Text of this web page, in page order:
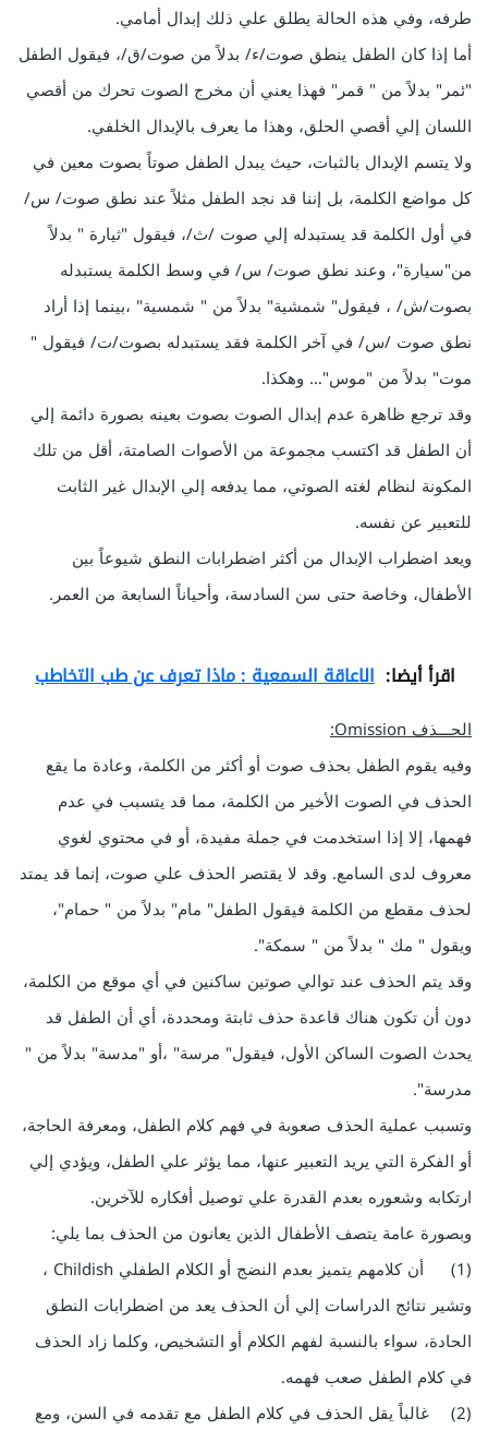
طرفه، وفي هذه الحالة يطلق علي ذلك إبدال أمامي.
أما إذا كان الطفل ينطق صوت/ء/ بدلاً من صوت/ق/، فيقول الطفل
"ئمر" بدلاً من " قمر" فهذا يعني أن مخرج الصوت تحرك من أقصي
اللسان إلي أقصي الحلق، وهذا ما يعرف بالإبدال الخلفي.
ولا يتسم الإبدال بالثبات، حيث يبدل الطفل صوتاً بصوت معين في
كل مواضع الكلمة، بل إننا قد نجد الطفل مثلاً عند نطق صوت/ س/
في أول الكلمة قد يستبدله إلي صوت /ث/، فيقول "ثيارة " بدلاً
من"سيارة"، وعند نطق صوت/ س/ في وسط الكلمة يستبدله
بصوت/ش/ ، فيقول" شمشية" بدلاً من " شمسية" ،بينما إذا أراد
نطق صوت /س/ في آخر الكلمة فقد يستبدله بصوت/ت/ فيقول "
موت" بدلاً من "موس"… وهكذا.
وقد ترجع ظاهرة عدم إبدال الصوت بصوت بعينه بصورة دائمة إلي
أن الطفل قد اكتسب مجموعة من الأصوات الصامتة، أقل من تلك
المكونة لنظام لغته الصوتي، مما يدفعه إلي الإبدال غير الثابت
للتعبير عن نفسه.
ويعد اضطراب الإبدال من أكثر اضطرابات النطق شيوعاً بين
الأطفال، وخاصة حتى سن السادسة، وأحياناً السابعة من العمر.
اقرأ أيضا: الاعاقة السمعية : ماذا تعرف عن طب التخاطب
الحـــذف Omission:
وفيه يقوم الطفل بحذف صوت أو أكثر من الكلمة، وعادة ما يقع
الحذف في الصوت الأخير من الكلمة، مما قد يتسبب في عدم
فهمها، إلا إذا استخدمت في جملة مفيدة، أو في محتوي لغوي
معروف لدى السامع. وقد لا يقتصر الحذف علي صوت، إنما قد يمتد
لحذف مقطع من الكلمة فيقول الطفل" مام" بدلاً من " حمام"،
ويقول " مك " بدلاً من " سمكة".
وقد يتم الحذف عند توالي صوتين ساكنين في أي موقع من الكلمة،
دون أن تكون هناك قاعدة حذف ثابتة ومحددة، أي أن الطفل قد
يحدث الصوت الساكن الأول، فيقول" مرسة" ،أو "مدسة" بدلاً من "
مدرسة".
وتسبب عملية الحذف صعوبة في فهم كلام الطفل، ومعرفة الحاجة،
أو الفكرة التي يريد التعبير عنها، مما يؤثر علي الطفل، ويؤدي إلي
ارتكابه وشعوره بعدم القدرة علي توصيل أفكاره للآخرين.
وبصورة عامة يتصف الأطفال الذين يعانون من الحذف بما يلي:
(1) أن كلامهم يتميز بعدم النضج أو الكلام الطفلي Childish ،
وتشير نتائج الدراسات إلي أن الحذف يعد من اضطرابات النطق
الحادة، سواء بالنسبة لفهم الكلام أو التشخيص، وكلما زاد الحذف
في كلام الطفل صعب فهمه.
(2) غالباً يقل الحذف في كلام الطفل مع تقدمه في السن، ومع